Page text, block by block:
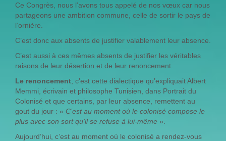
Ce Congrès, nous l’avons tous appelé de nos vœux car nous
partageons une ambition commune, celle de sortir le pays de
l’ornière.
C’est donc aux absents de justifier valablement leur absence.
C’est aussi à ces mêmes absents de justifier les véritables
raisons de leur désertion et de leur renoncement.
Le renoncement , c’est cette dialectique qu’expliquait Albert
Memmi, écrivain et philosophe Tunisien, dans Portrait du
Colonisé et que certains, par leur absence, remettent au
gout du jour : « C’est au moment où le colonisé compose le
plus avec son sort qu’il se refuse à lui-même ».
Aujourd’hui, c’est au moment où le colonisé a rendez-vous